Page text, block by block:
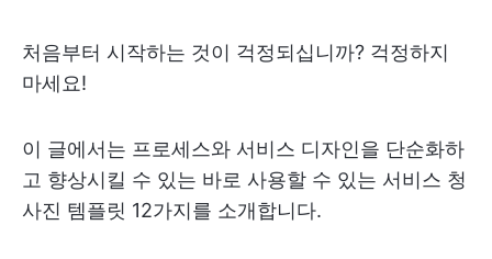
처음부터 시작하는 것이 걱정되십니까? 걱정하지
마세요!
이 글에서는 프로세스와 서비스 디자인을 단순화하
고 향상시킬 수 있는 바로 사용할 수 있는 서비스 청
사진 템플릿 12가지를 소개합니다.